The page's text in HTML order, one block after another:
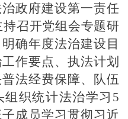
政府建设第一责任
持召开党组会专题研
明确年度法治建设目
作要点、执法计划
法经费保障、队伍
织统计法治学习 5
成员学习贯彻习近